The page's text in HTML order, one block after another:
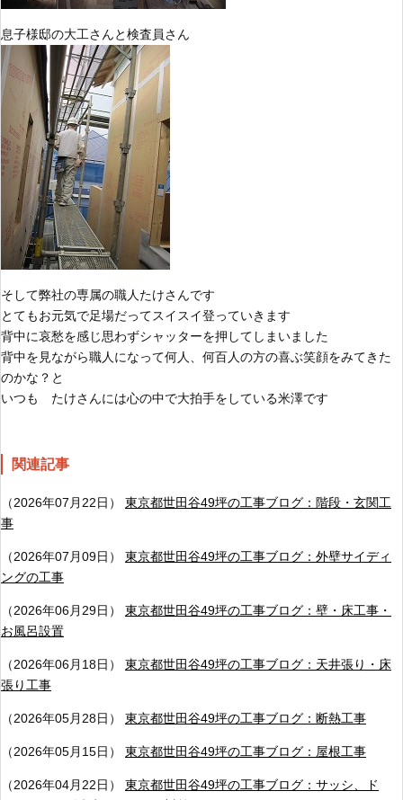
息子様邸の大工さんと検査員さん
そして弊社の専属の職人たけさんです
とてもお元気で足場だってスイスイ登っていきます
背中に哀愁を感じ思わずシャッターを押してしまいました
背中を見ながら職人になって何人、何百人の方の喜ぶ笑顔をみてきた
のかな？と
いつも たけさんには心の中で大拍手をしている米澤です
関連記事
（2026年07月22日） 東京都世田谷49坪の工事ブログ：階段・玄関工
事
（2026年07月09日） 東京都世田谷49坪の工事ブログ：外壁サイディ
ングの工事
（2026年06月29日） 東京都世田谷49坪の工事ブログ：壁・床工事・
お風呂設置
（2026年06月18日） 東京都世田谷49坪の工事ブログ：天井張り・床
張り工事
（2026年05月28日） 東京都世田谷49坪の工事ブログ：断熱工事
（2026年05月15日） 東京都世田谷49坪の工事ブログ：屋根工事
（2026年04月22日） 東京都世田谷49坪の工事ブログ：サッシ、ド